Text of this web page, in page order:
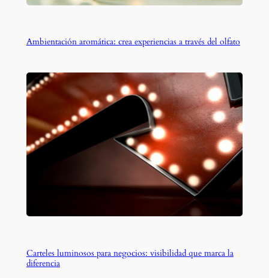
Ambientación aromática: crea experiencias a través del olfato
Carteles luminosos para negocios: visibilidad que marca la
diferencia